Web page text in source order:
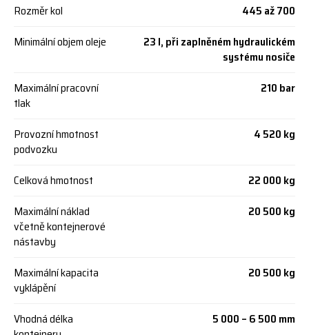
Rozměr kol
445 až 700
Minimální objem oleje
23 l, při zaplněném hydraulickém
systému nosiče
Maximální pracovní
tlak
210 bar
Provozní hmotnost
podvozku
4 520 kg
Celková hmotnost
22 000 kg
Maximální náklad
včetně kontejnerové
nástavby
20 500 kg
Maximální kapacita
vyklápění
20 500 kg
Vhodná délka
5 000 – 6 500 mm